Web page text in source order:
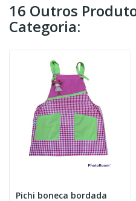
16 Outros
Categoria:
Pichi boneca bordada